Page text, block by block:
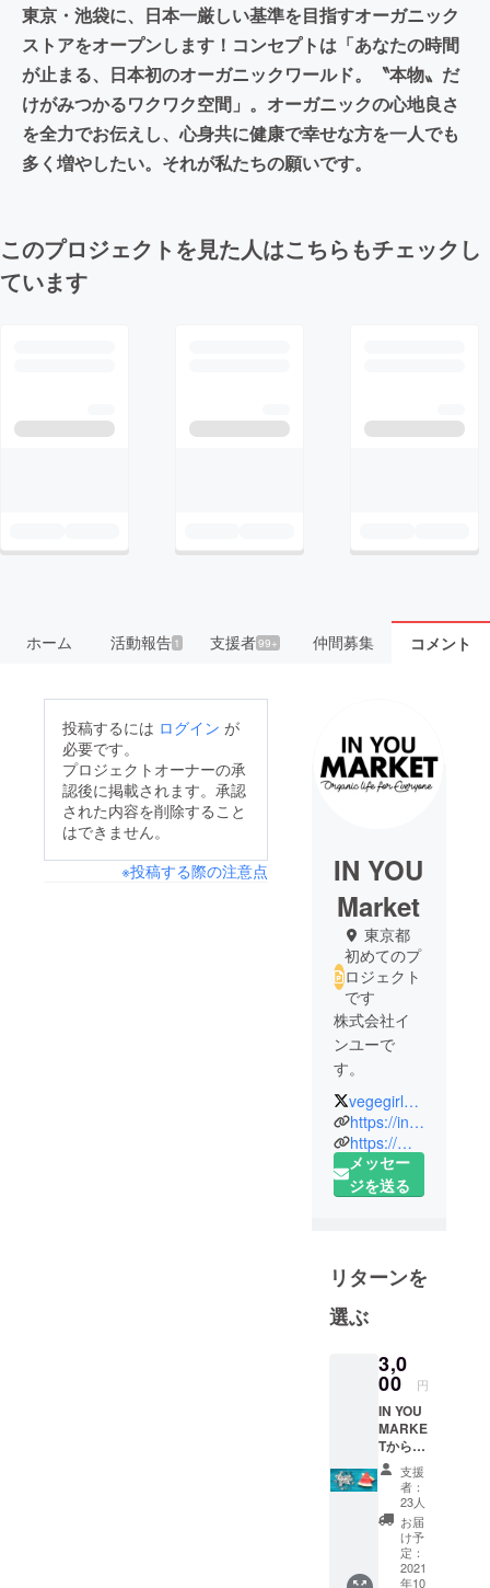
東京・池袋に、日本一厳しい基準を目指すオーガニック
ストアをオープンします！コンセプトは「あなたの時間
が止まる、日本初のオーガニックワールド。〝本物〟だ
けがみつかるワクワク空間」。オーガニックの心地良さ
を全力でお伝えし、心身共に健康で幸せな方を一人でも
多く増やしたい。それが私たちの願いです。
このプロジェクトを見た人はこちらもチェックし
ています
ホーム 活動報告1 支援者99+ 仲間募集 コメント
投稿するには ログイン が
必要です。
プロジェクトオーナーの承
認後に掲載されます。承認
された内容を削除すること
はできません。
※投稿する際の注意点
IN YOU
Market
東京都
初めてのプ
ロジェクト
です
株式会社イ
ンユーで
す。
「全ての人
にオーガ
ニックな暮
「自分から
始めるオー
ガニック革
命」をサブ
スローガン
に掲げ、
一人でも多
くの方の心
と身体を幸
せにするた
めに、
vegegirl2013
https://inyoumarket.com/
https://macrobiotic-daisuki.jp/
メッセー
ジを送る
リターンを
選ぶ
3,0
00 円
IN YOU
MARKE
Tからお
礼の
メール
支援
者：
23人
お届
け予
定：
2021
年10